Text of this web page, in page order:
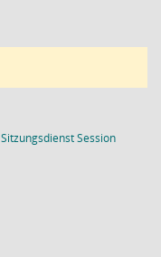
SitzungsdienstSession(Wird in